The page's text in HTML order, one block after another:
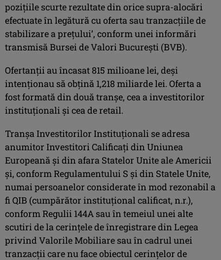
poziţiile scurte rezultate din orice supra-alocări
efectuate în legătură cu oferta sau tranzacţiile de
stabilizare a preţului’, conform unei informări
transmisă Bursei de Valori Bucureşti (BVB).
Ofertanţii au încasat 815 milioane lei, deşi
intenţionau să obţină 1,218 miliarde lei. Oferta a
fost formată din două tranşe, cea a investitorilor
instituţionali şi cea de retail.
Tranşa Investitorilor Instituţionali se adresa
anumitor Investitori Calificaţi din Uniunea
Europeană şi din afara Statelor Unite ale Americii
şi, conform Regulamentului S şi din Statele Unite,
numai persoanelor considerate în mod rezonabil a
fi QIB (cumpărător instituţional calificat, n.r.),
conform Regulii 144A sau în temeiul unei alte
scutiri de la cerinţele de înregistrare din Legea
privind Valorile Mobiliare sau în cadrul unei
tranzacţii care nu face obiectul cerinţelor de